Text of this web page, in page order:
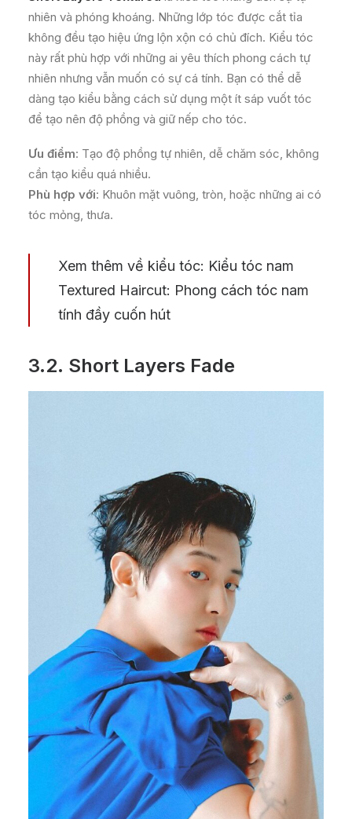
nhiên và phóng khoáng. Những lớp tóc được cắt tỉa
không đều tạo hiệu ứng lộn xộn có chủ đích. Kiểu tóc
này rất phù hợp với những ai yêu thích phong cách tự
nhiên nhưng vẫn muốn có sự cá tính. Bạn có thể dễ
dàng tạo kiểu bằng cách sử dụng một ít sáp vuốt tóc
để tạo nên độ phồng và giữ nếp cho tóc.
Ưu điểm: Tạo độ phồng tự nhiên, dễ chăm sóc, không
cần tạo kiểu quá nhiều.
Phù hợp với: Khuôn mặt vuông, tròn, hoặc những ai có
tóc mỏng, thưa.
Xem thêm về kiểu tóc: Kiểu tóc nam
Textured Haircut: Phong cách tóc nam
tính đầy cuốn hút
3.2. Short Layers Fade